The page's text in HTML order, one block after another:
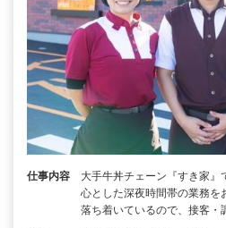
仕事内容
大手牛丼チェーン『すき家』
心とした深夜時間帯の業務を
落ち着いているので、接客・